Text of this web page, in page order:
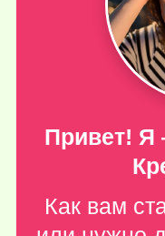
Привет! Я
Как вам